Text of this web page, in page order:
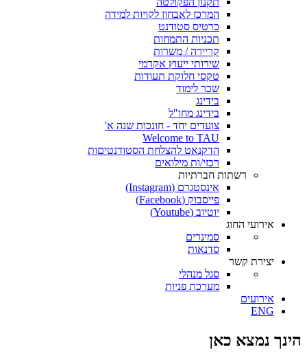
המרכז לאבחון לקויות למידה
כרטיס סטודנט
תכניות התמחות
קריירה / משרות
שירותי ייעוץ אקדמי
טקסי חלוקת תעודות
שכר לימוד
בידינג
בידינג מחו"ל
צועדים יחד - חונכות שנה א'
Welcome to TAU
הדקנאט להצלחת הסטודנטיםות
רכזי/ות מילואים
רשתות חברתיות
אינסטגרם (Instagram)
פייסבוק (Facebook)
יוטיוב (Youtube)
אירועי החוג
סמינרים
סדנאות
יצירת קשר
סגל מנהלי
מערכת פניות
אירועים
ENG
הינך נמצא כאן